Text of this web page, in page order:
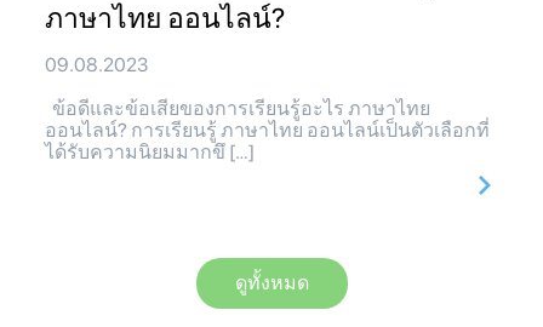
ภาษาไทย ออนไลน์?
09.08.2023
ข้อดีและข้อเสียของการเรียนรู้อะไร ภาษาไทย
ออนไลน์? การเรียนรู้ ภาษาไทย ออนไลน์เป็นตัวเลือกที่
ได้รับความนิยมมากขึ […]
ดูทั้งหมด